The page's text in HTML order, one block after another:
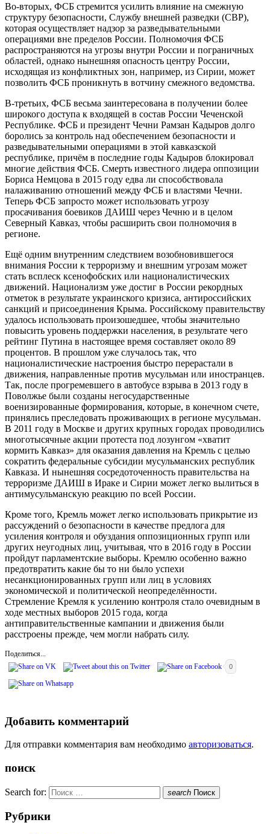
Во-вторых, ФСБ стремится усилить влияние на смежную
структуру безопасности, Службу внешней разведки (СВР),
которая осуществляет надзор за разведывательными
операциями вне пределов России. Полномочия ФСБ
распространяются на угрозы внутри России и пограничных
областей, однако нынешняя опасность центру России,
исходящая из конфликтных зон, например, из Сирии, может
позволить ФСБ проникнуть в вотчину смежного ведомства.
В-третьих, ФСБ весьма заинтересована в получении более
широкого доступа к входящей в состав России Чеченской
Республике. ФСБ и президент Чечни Рамзан Кадыров долго
боролись за контроль над обеспечением безопасности и
разведывательными операциями в этой кавказской
республике, причём в последние годы Кадыров блокировал
многие действия ФСБ. Смерть известного лидера оппозиции
Бориса Немцова в 2015 году едва ли способствовала
налаживанию отношений между ФСБ и властями Чечни.
Теперь ФСБ запросто может использовать угрозу
просачивания боевиков ДАИШ через Чечню и в целом
Северный Кавказ, чтобы расширить свои полномочия в
регионе.
Ещё одним внутренним следствием возобновившегося
внимания России к терроризму и внешним угрозам может
стать всплеск ксенофобских или националистических
движений. Национализм уже достиг в России рекордных
отметок в результате украинского кризиса, антироссийских
санкций и присоединения Крыма. Российскому правительству
удалось использовать произошедшее, чтобы значительно
повысить уровень поддержки населения, в результате чего
рейтинг Путина в настоящее время составляет около 89
процентов. В прошлом уже случалось так, что
националистические настроения быстро перерастали в
движения, направленные против мусульман или иностранцев.
Так, после прогремевшего в автобусе взрыва в 2013 году в
Поволжье были созданы негосударственные
военизированные формирования, которые, в конечном счете,
принялись преследовать проживающих в регионе мусульман.
В 2011 году в Москве и других крупных городах проводились
многотысячные акции протеста под лозунгом «хватит
кормить Кавказ» для оказания давления на Кремль с целью
сократить федеральные субсидии мусульманских республик
Кавказа. И нынешняя сосредоточенность правительства на
терроризме ДАИШ в Ираке и Сирии может легко вылиться в
антимусульманскую реакцию по всей России.
Кроме того, Кремль может легко использовать прикрытие из
рассуждений о безопасности в качестве предлога для
усиления контроля и обуздания оппозиционных групп или
других неугодных лиц, учитывая, что в 2016 году в России
пройдут парламентские выборы. Кремлю особенно важно
предотвратить какие бы то ни было успехи
несанкционированных групп или лиц в условиях
экономической и политической неопределённости.
Стремление Кремля к усилению контроля стало очевидным в
ходе местных выборов 2015 года, когда
антиправительственные кампании и движения были
расстроены прежде, чем могли набрать силу.
Поделиться...
0
Добавить комментарий
Для отправки комментария вам необходимо авторизоваться.
поиск
Search for: search Поиск
Рубрики